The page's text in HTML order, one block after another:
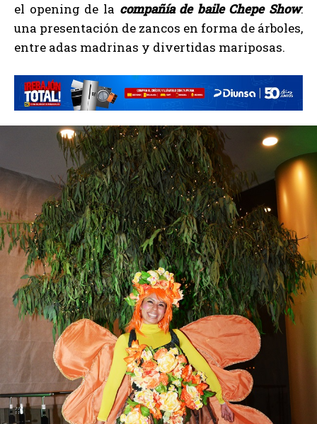
el opening de la compañía de baile Chepe Show:
una presentación de zancos en forma de árboles,
entre adas madrinas y divertidas mariposas.